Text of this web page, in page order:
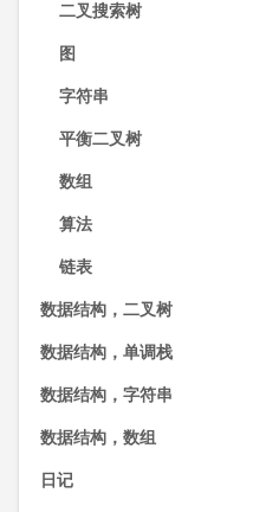
二叉搜索树
图
字符串
平衡二叉树
数组
算法
链表
数据结构，二叉树
数据结构，单调栈
数据结构，字符串
数据结构，数组
日记